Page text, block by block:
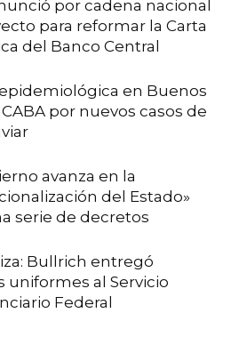
por cadena nacional
para reformar la Carta
del Banco Central
en Buenos
por nuevos casos de
avanza en la
del Estado»
serie de decretos
Bullrich entregó
uniformes al Servicio
Federal